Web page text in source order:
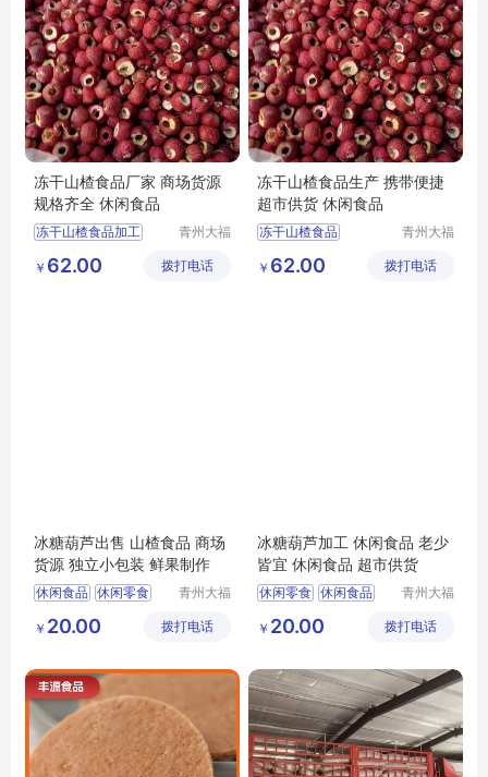
冻干山楂食品厂家 商场货源
规格齐全 休闲食品
冻干山楂食品加工
冻干山楂食品厂家
青州大福
展有限公
￥ 62.00 拨打电话
冻干山楂食品生产 携带便捷
超市供货 休闲食品
冻干山楂食品
冻干山楂制品加工
青州大福
展有限公
￥ 62.00 拨打电话
冰糖葫芦出售 山楂食品 商场
货源 独立小包装 鲜果制作
休闲食品 休闲零食
山楂食品 山楂制品
青州大福
展有限公
￥ 20.00 拨打电话
冰糖葫芦加工 休闲食品 老少
皆宜 休闲食品 超市供货
休闲零食 休闲食品
冻干冰糖葫芦供应
青州大福
展有限公
￥ 20.00 拨打电话